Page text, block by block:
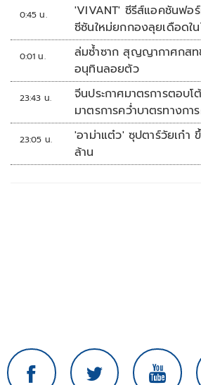
0:45 น.
'VIVANT' ซีรีส์แอคชันฟอ
ซีซันใหม่ยกกองลุยเดือดใน
0:01 น.
ล่มซ้ำซาก สุญญากาศกสทช. สรณไม่ถ
อนุทินลอยตัว
23:43 น.
จีนประกาศมาตรการตอบโ
มาตรการคว่ำบาตรทางกา
23:05 น.
'อาม่าแต๋ว' ซุปตาร์วัยเก๋า
ล้าน